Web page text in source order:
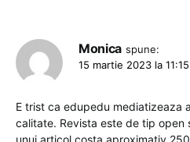
Monica spune:
15 martie 2023 la 11:15
E trist ca edupedu mediatizeaza
calitate. Revista este de tip open
unui articol costa aproximativ